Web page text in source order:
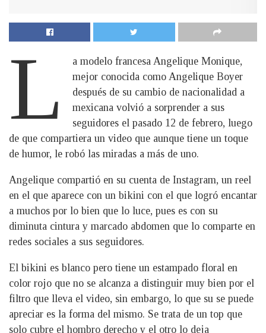
L
a modelo francesa Angelique Monique,
mejor conocida como Angelique Boyer
después de su cambio de nacionalidad a
mexicana volvió a sorprender a sus
seguidores el pasado 12 de febrero, luego
de que compartiera un video que aunque tiene un toque
de humor, le robó las miradas a más de uno.
Angelique compartió en su cuenta de Instagram, un reel
en el que aparece con un bikini con el que logró encantar
a muchos por lo bien que lo luce, pues es con su
diminuta cintura y marcado abdomen que lo comparte en
redes sociales a sus seguidores.
El bikini es blanco pero tiene un estampado floral en
color rojo que no se alcanza a distinguir muy bien por el
filtro que lleva el video, sin embargo, lo que su se puede
apreciar es la forma del mismo. Se trata de un top que
solo cubre el hombro derecho y el otro lo deja